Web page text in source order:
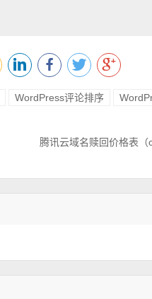
WordPress评论排序
腾讯云域名赎回价格表（